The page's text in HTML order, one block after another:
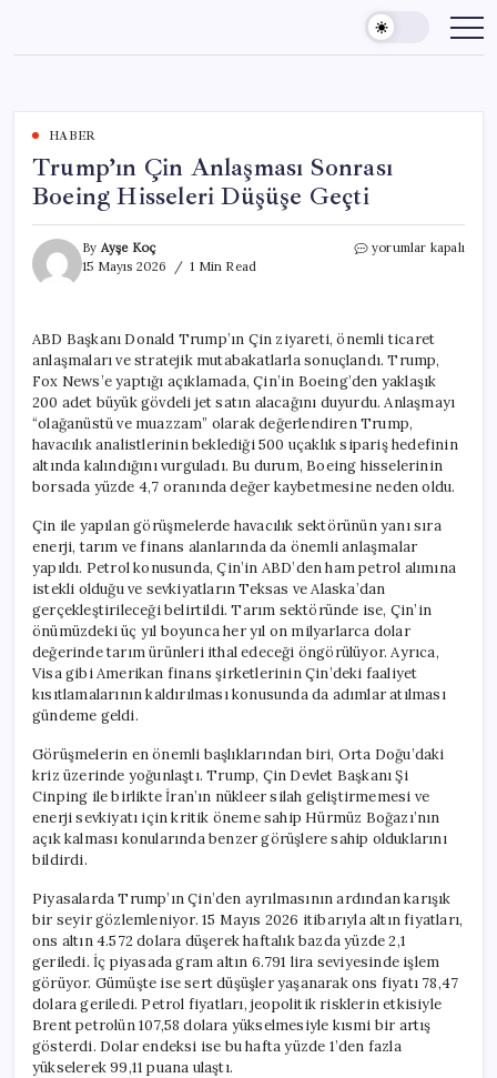
content
HABER
Trump’ın Çin Anlaşması Sonrası
Boeing Hisseleri Düşüşe Geçti
By Ayşe Koç
15 Mayıs 2026
1 Min Read
Trump’ın
Hisseleri
Düşüşe
Geçti
için
yorumlar kapalı
ABD Başkanı Donald Trump’ın Çin ziyareti, önemli ticaret
anlaşmaları ve stratejik mutabakatlarla sonuçlandı. Trump,
Fox News’e yaptığı açıklamada, Çin’in Boeing’den yaklaşık
200 adet büyük gövdeli jet satın alacağını duyurdu. Anlaşmayı
“olağanüstü ve muazzam” olarak değerlendiren Trump,
havacılık analistlerinin beklediği 500 uçaklık sipariş hedefinin
altında kalındığını vurguladı. Bu durum, Boeing hisselerinin
borsada yüzde 4,7 oranında değer kaybetmesine neden oldu.
Çin ile yapılan görüşmelerde havacılık sektörünün yanı sıra
enerji, tarım ve finans alanlarında da önemli anlaşmalar
yapıldı. Petrol konusunda, Çin’in ABD’den ham petrol alımına
istekli olduğu ve sevkiyatların Teksas ve Alaska’dan
gerçekleştirileceği belirtildi. Tarım sektöründe ise, Çin’in
önümüzdeki üç yıl boyunca her yıl on milyarlarca dolar
değerinde tarım ürünleri ithal edeceği öngörülüyor. Ayrıca,
Visa gibi Amerikan finans şirketlerinin Çin’deki faaliyet
kısıtlamalarının kaldırılması konusunda da adımlar atılması
gündeme geldi.
Görüşmelerin en önemli başlıklarından biri, Orta Doğu’daki
kriz üzerinde yoğunlaştı. Trump, Çin Devlet Başkanı Şi
Cinping ile birlikte İran’ın nükleer silah geliştirmemesi ve
enerji sevkiyatı için kritik öneme sahip Hürmüz Boğazı’nın
açık kalması konularında benzer görüşlere sahip olduklarını
bildirdi.
Piyasalarda Trump’ın Çin’den ayrılmasının ardından karışık
bir seyir gözlemleniyor. 15 Mayıs 2026 itibarıyla altın fiyatları,
ons altın 4.572 dolara düşerek haftalık bazda yüzde 2,1
geriledi. İç piyasada gram altın 6.791 lira seviyesinde işlem
görüyor. Gümüşte ise sert düşüşler yaşanarak ons fiyatı 78,47
dolara geriledi. Petrol fiyatları, jeopolitik risklerin etkisiyle
Brent petrolün 107,58 dolara yükselmesiyle kısmi bir artış
gösterdi. Dolar endeksi ise bu hafta yüzde 1’den fazla
yükselerek 99,11 puana ulaştı.